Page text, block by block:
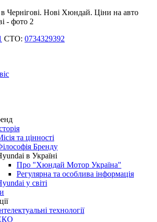
СТО: 0734329392
та цінності
Бренду
в Україні
Про "Хюндай Мотор Україна"
Регулярна та особлива інформація
у світі
технології